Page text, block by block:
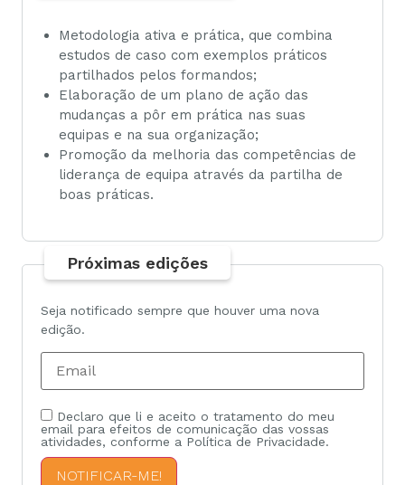
Metodologia ativa e prática, que combina
estudos de caso com exemplos práticos
partilhados pelos formandos;
Elaboração de um plano de ação das
mudanças a pôr em prática nas suas
equipas e na sua organização;
Promoção da melhoria das competências de
liderança de equipa através da partilha de
boas práticas.
Próximas edições
Seja notificado sempre que houver uma nova
edição.
Declaro que li e aceito o tratamento do meu
email para efeitos de comunicação das vossas
atividades, conforme a Política de Privacidade.
NOTIFICAR-ME!